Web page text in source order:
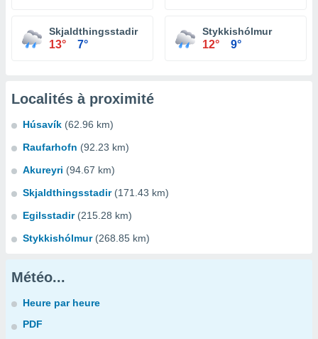
Skjaldthingsstadir
13° 7°
Stykkishólmur
12° 9°
Localités à proximité
Húsavík (62.96 km)
Raufarhofn (92.23 km)
Akureyri (94.67 km)
Skjaldthingsstadir (171.43 km)
Egilsstadir (215.28 km)
Stykkishólmur (268.85 km)
Météo...
Heure par heure
PDF